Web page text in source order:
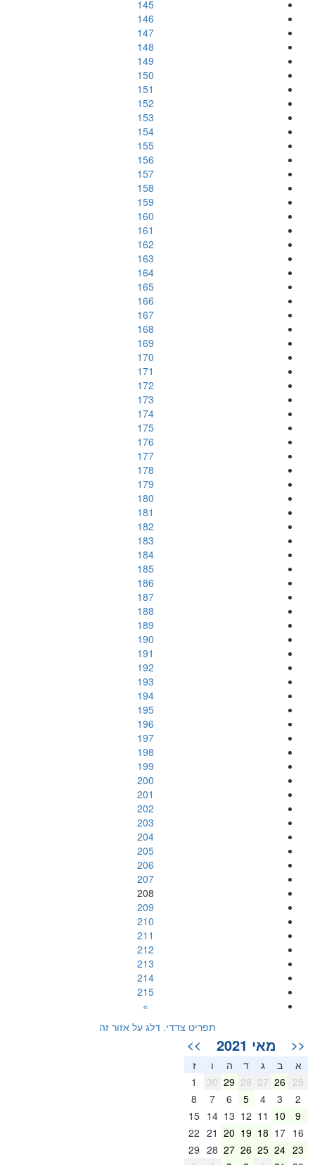
145
146
147
148
149
150
151
152
153
154
155
156
157
158
159
160
161
162
163
164
165
166
167
168
169
170
171
172
173
174
175
176
177
178
179
180
181
182
183
184
185
186
187
188
189
190
191
192
193
194
195
196
197
198
199
200
201
202
203
204
205
206
207
208
209
210
211
212
213
214
215
»
תפריט צדדי. דלג על אזור זה
<< מאי 2021 >>
א ב ג ד ה
ז
25
26
27
28
29
30
2
3
4
5
6
7
8
9
10
11
12
13
14
15
16
17
18
19
20
21
22
23
24
25
26
27
28
29